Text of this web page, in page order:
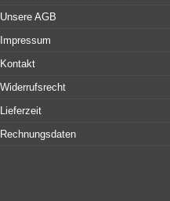
Unsere AGB
Impressum
Kontakt
Widerrufsrecht
Lieferzeit
Rechnungsdaten